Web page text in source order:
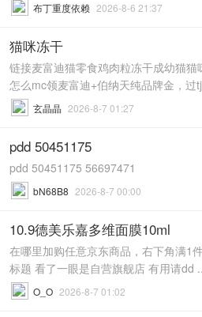
布丁重度依赖 2026-8-6 21:37
猫咪冻干
链接麦富迪猫零食鸡肉粒冻干成幼猫
怎么mc领麦富迪+伯纳天纯品牌金，过
玄晶晶 2026-8-7 01:27
pdd 50451175
pdd 50451175 56697471
bN68B8 2026-8-7 00:00
10.9德美乐嘉多维面膜10ml
在哪里加购任意京东商品，右下角满1
标题 看了一眼是自营旗舰店 有用请dd
O_O 2026-8-7 01:02